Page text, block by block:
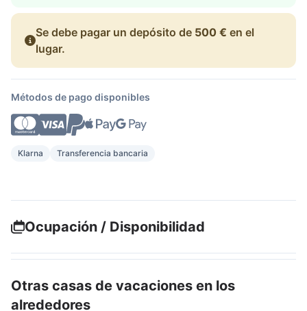
Se debe pagar un depósito de 500 € en el
lugar.
Métodos de pago disponibles
Klarna Transferencia bancaria
Ocupación / Disponibilidad
Otras casas de vacaciones en los
alrededores